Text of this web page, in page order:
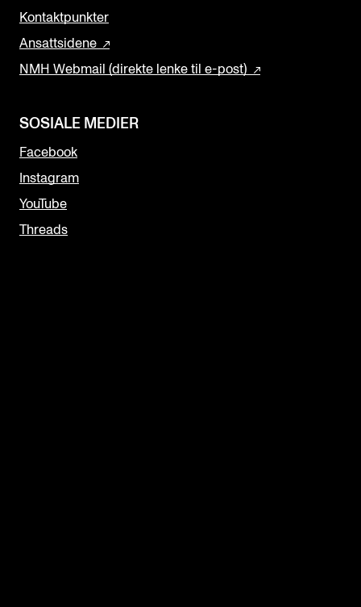
Kontaktpunkter
Ansattsidene
NMH Webmail (direkte lenke til e-post)
SOSIALE MEDIER
Facebook
Instagram
YouTube
Threads